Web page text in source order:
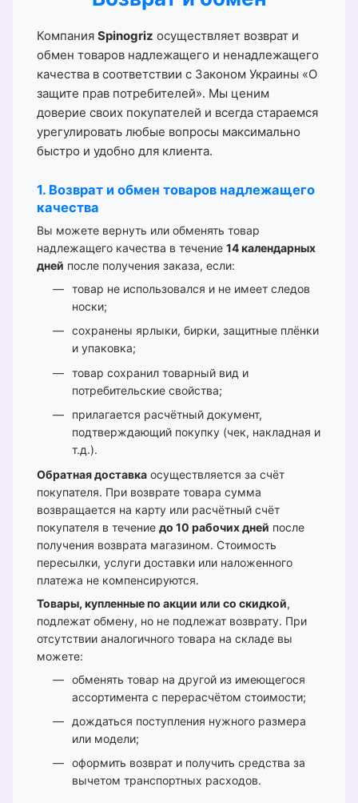
Компания Spinogriz осуществляет возврат и
обмен товаров надлежащего и ненадлежащего
качества в соответствии с Законом Украины «О
защите прав потребителей». Мы ценим
доверие своих покупателей и всегда стараемся
урегулировать любые вопросы максимально
быстро и удобно для клиента.
1. Возврат и обмен товаров надлежащего
качества
Вы можете вернуть или обменять товар
надлежащего качества в течение 14 календарных
дней после получения заказа, если:
товар не использовался и не имеет следов
носки;
сохранены ярлыки, бирки, защитные плёнки
и упаковка;
товар сохранил товарный вид и
потребительские свойства;
прилагается расчётный документ,
подтверждающий покупку (чек, накладная и
т.д.).
Обратная доставка осуществляется за счёт
покупателя. При возврате товара сумма
возвращается на карту или расчётный счёт
покупателя в течение до 10 рабочих дней после
получения возврата магазином. Стоимость
пересылки, услуги доставки или наложенного
платежа не компенсируются.
Товары, купленные по акции или со скидкой,
подлежат обмену, но не подлежат возврату. При
отсутствии аналогичного товара на складе вы
можете:
обменять товар на другой из имеющегося
ассортимента с перерасчётом стоимости;
дождаться поступления нужного размера
или модели;
оформить возврат и получить средства за
вычетом транспортных расходов.